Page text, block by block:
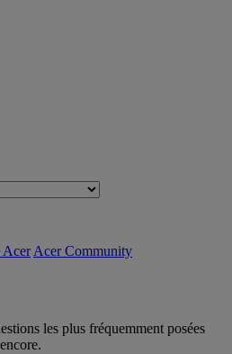
Acer Acer Community
les plus fréquemment posées